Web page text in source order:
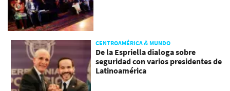
CENTROAMÉRICA & MUNDO
De la Espriella dialoga sobre
seguridad con varios presidentes de
Latinoamérica